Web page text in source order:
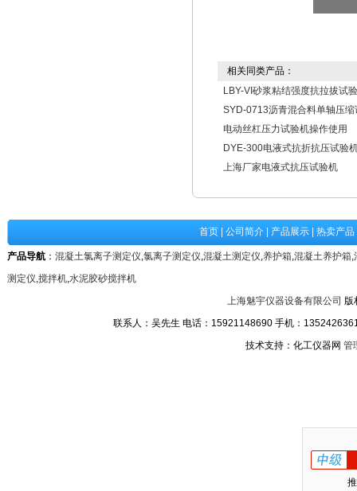
相关同类产品：
LBY-VI砂浆粘结强度抗拉拔试
SYD-0713沥青混合料单轴压缩
电动丝杠压力试验机操作使用
DYE-300电液式抗折抗压试验
上海厂家电液式抗压试验机
首页 公司简介 产品展示 热卖产品
产品导航 ： 混凝土氯离子测定仪,氯离子测定仪,混凝土测定仪,养护箱,混凝土养护箱,
测定仪,搅拌机,水泥胶砂搅拌机
上海魅宇仪器设备有限公司 版
联系人：吴先生 电话：15921148690 手机：
技术支持：化工仪器网 管